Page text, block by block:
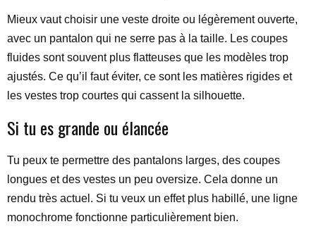
Mieux vaut choisir une veste droite ou légèrement ouverte,
avec un pantalon qui ne serre pas à la taille. Les coupes
fluides sont souvent plus flatteuses que les modèles trop
ajustés. Ce qu’il faut éviter, ce sont les matières rigides et
les vestes trop courtes qui cassent la silhouette.
Si tu es grande ou élancée
Tu peux te permettre des pantalons larges, des coupes
longues et des vestes un peu oversize. Cela donne un
rendu très actuel. Si tu veux un effet plus habillé, une ligne
monochrome fonctionne particulièrement bien.